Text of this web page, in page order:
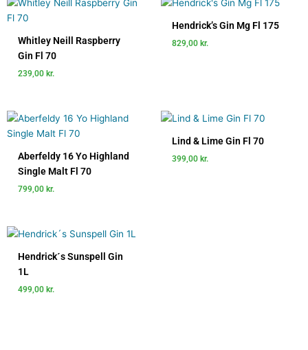
Whitley Neill Raspberry
Gin Fl 70
239,00 kr.
Hendrick’s Gin Mg Fl 175
829,00 kr.
Aberfeldy 16 Yo Highland
Single Malt Fl 70
799,00 kr.
Lind & Lime Gin Fl 70
399,00 kr.
Hendrick´s Sunspell Gin
1L
499,00 kr.